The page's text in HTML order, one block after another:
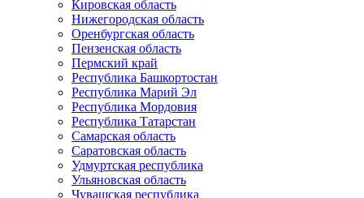
Кировская область
Нижегородская область
Оренбургская область
Пензенская область
Пермский край
Республика Башкортостан
Республика Марий Эл
Республика Мордовия
Республика Татарстан
Самарская область
Саратовская область
Удмуртская республика
Ульяновская область
Чувашская республика